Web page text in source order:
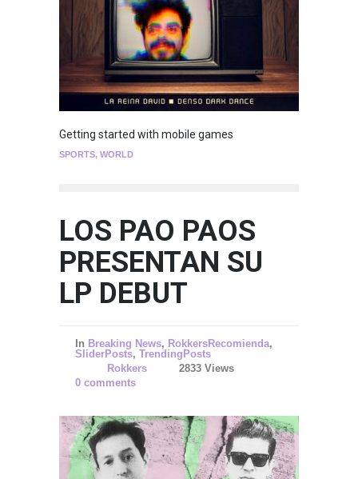
Getting started with mobile games
SPORTS, WORLD
LOS PAO PAOS
PRESENTAN SU
LP DEBUT
In Breaking News, RokkersRecomienda,
SliderPosts, TrendingPosts
Rokkers
2833 Views
0 comments